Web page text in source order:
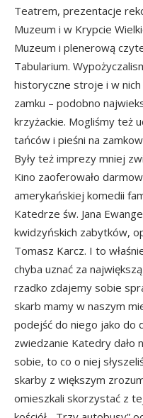
Teatrem, prezentacje
Muzeum i w Krypcie
Muzeum i plenerową
Tabularium.
historyczne stroje i w
zamku – podobno
krzyżackie. Mogliśmy też
tańców i pieśni na
Były też imprezy mniej
Kino zaoferowało
amerykańskiej komedii
Katedrze św. Jana
kwidzyńskich zabytków,
Tomasz Karcz. I to
chyba uznać za
rzadko zdajemy sobie
skarb mamy w naszym
podejść do niego jako do
zwiedzanie Katedry dało
sobie, to co o niej
skarby z większym
omieszkali skorzystać z